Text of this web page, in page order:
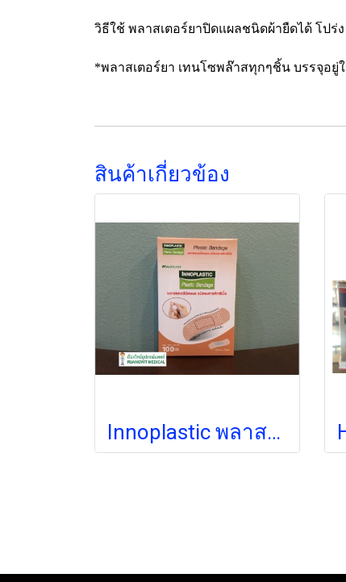
วิธีใช้ พลาสเตอร์ยาปิดแผลชนิดผ้ายืดได้ โป
*พลาสเตอร์ยา เทนโซพล๊าสทุกๆชิ้น บรรจุอยู่
สินค้าเกี่ยวข้อง
Innoplastic พลาสเตอร์ปิดแผลชนิดพลาสติก สีเนื้อ (100แผ่น/กล่อง)